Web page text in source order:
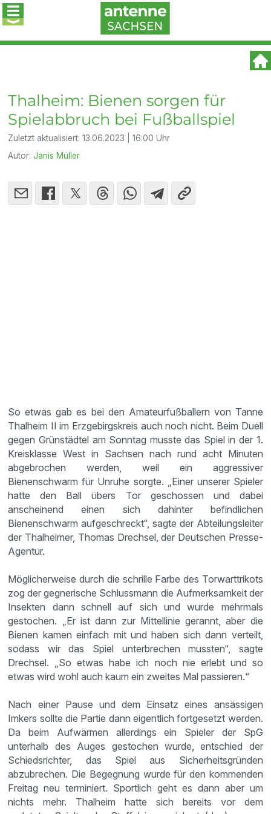
Thalheim: Bienen sorgen für
Spielabbruch bei Fußballspiel
Zuletzt aktualisiert:13.06.2023 | 16:00 Uhr
Autor:Janis Müller
So etwas gab es bei den Amateurfußballern von Tanne
Thalheim II im Erzgebirgskreis auch noch nicht. Beim Duell
gegen Grünstädtel am Sonntag musste das Spiel in der 1.
Kreisklasse West in Sachsen nach rund acht Minuten
abgebrochen werden, weil ein aggressiver
Bienenschwarm für Unruhe sorgte. „Einer unserer Spieler
hatte den Ball übers Tor geschossen und dabei
anscheinend einen sich dahinter befindlichen
Bienenschwarm aufgeschreckt“, sagte der Abteilungsleiter
der Thalheimer, Thomas Drechsel, der Deutschen Presse-
Agentur.
Möglicherweise durch die schrille Farbe des Torwarttrikots
zog der gegnerische Schlussmann die Aufmerksamkeit der
Insekten dann schnell auf sich und wurde mehrmals
gestochen. „Er ist dann zur Mittellinie gerannt, aber die
Bienen kamen einfach mit und haben sich dann verteilt,
sodass wir das Spiel unterbrechen mussten“, sagte
Drechsel. „So etwas habe ich noch nie erlebt und so
etwas wird wohl auch kaum ein zweites Mal passieren.“
Nach einer Pause und dem Einsatz eines ansässigen
Imkers sollte die Partie dann eigentlich fortgesetzt werden.
Da beim Aufwärmen allerdings ein Spieler der SpG
unterhalb des Auges gestochen wurde, entschied der
Schiedsrichter, das Spiel aus Sicherheitsgründen
abzubrechen. Die Begegnung wurde für den kommenden
Freitag neu terminiert. Sportlich geht es dann aber um
nichts mehr. Thalheim hatte sich bereits vor dem